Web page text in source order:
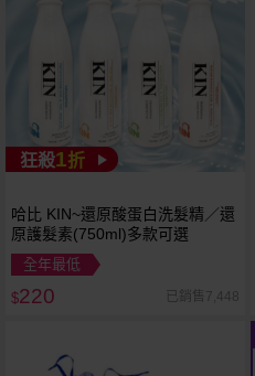
狂殺1折
哈比 KIN~還原酸蛋白洗髮精／還
原護髮素(750ml)多款可選
全年最低
$220 已銷售7,448